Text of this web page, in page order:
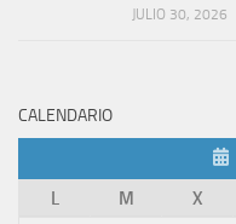
JULIO 30, 2026
CALENDARIO
L
M X